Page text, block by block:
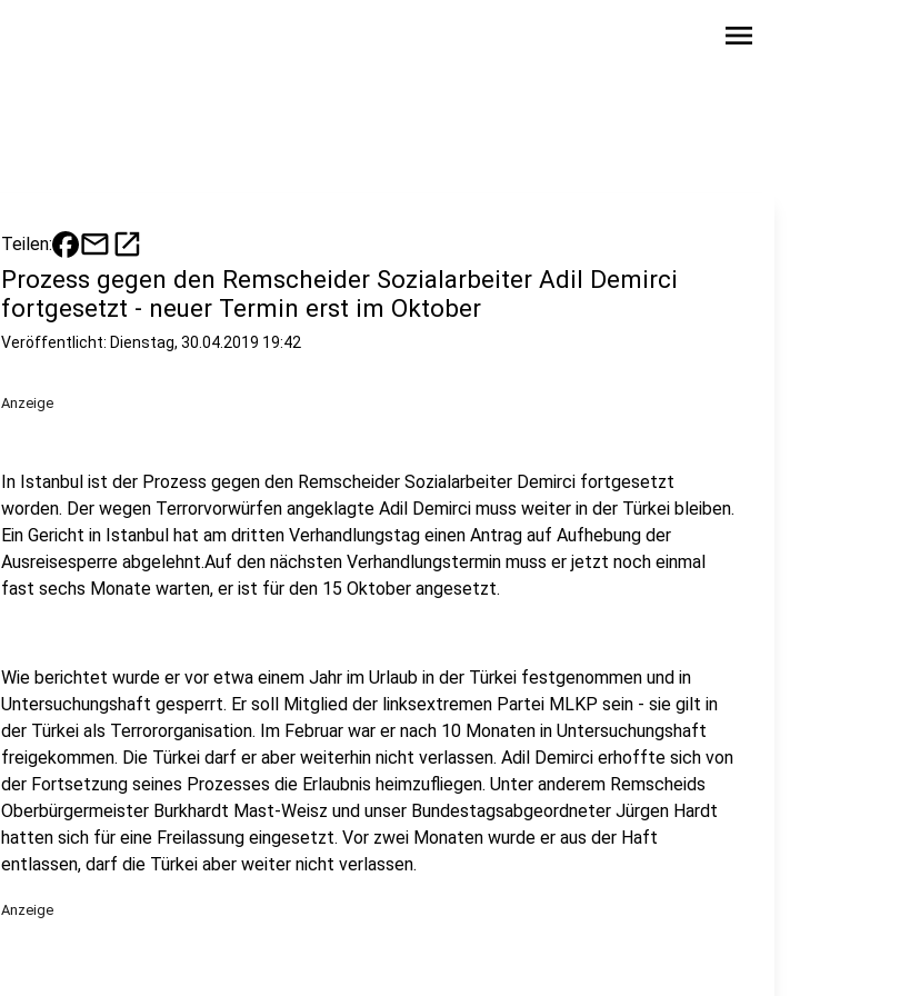
menu
Teilen: mailopen_in_new
Prozess gegen den Remscheider Sozialarbeiter Adil Demirci
fortgesetzt - neuer Termin erst im Oktober
Veröffentlicht: Dienstag, 30.04.2019 19:42
Anzeige
In Istanbul ist der Prozess gegen den Remscheider Sozialarbeiter Demirci fortgesetzt
worden. Der wegen Terrorvorwürfen angeklagte Adil Demirci muss weiter in der Türkei bleiben.
Ein Gericht in Istanbul hat am dritten Verhandlungstag einen Antrag auf Aufhebung der
Ausreisesperre abgelehnt.Auf den nächsten Verhandlungstermin muss er jetzt noch einmal
fast sechs Monate warten, er ist für den 15 Oktober angesetzt.
Wie berichtet wurde er vor etwa einem Jahr im Urlaub in der Türkei festgenommen und in
Untersuchungshaft gesperrt. Er soll Mitglied der linksextremen Partei MLKP sein - sie gilt in
der Türkei als Terrororganisation. Im Februar war er nach 10 Monaten in Untersuchungshaft
freigekommen. Die Türkei darf er aber weiterhin nicht verlassen. Adil Demirci erhoffte sich von
der Fortsetzung seines Prozesses die Erlaubnis heimzufliegen. Unter anderem Remscheids
Oberbürgermeister Burkhardt Mast-Weisz und unser Bundestagsabgeordneter Jürgen Hardt
hatten sich für eine Freilassung eingesetzt. Vor zwei Monaten wurde er aus der Haft
entlassen, darf die Türkei aber weiter nicht verlassen.
Anzeige